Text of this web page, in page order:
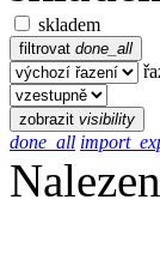
skladem
filtrovat done_all
zobrazit visibility
done_all